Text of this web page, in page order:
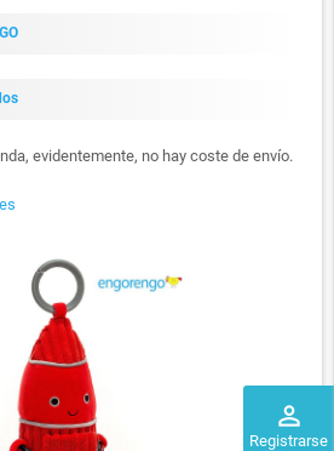
perm_identity
Registrarse
evidentemente, no hay coste de envío.